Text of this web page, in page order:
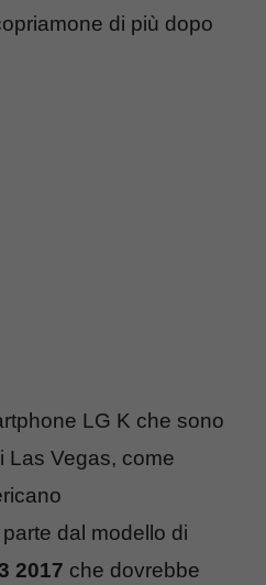
di più dopo
LG K che sono
Las Vegas, come
dal modello di
2017 che dovrebbe